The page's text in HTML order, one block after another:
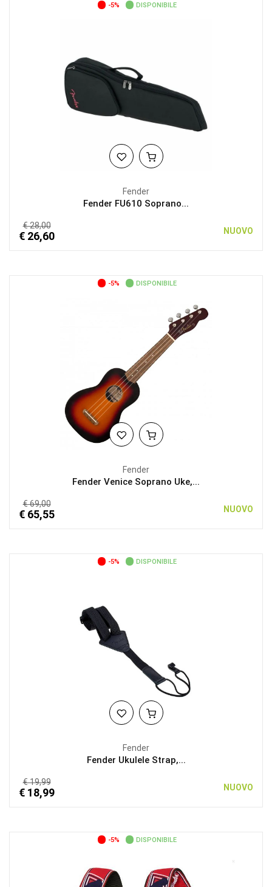
-5% DISPONIBILE
Fender
Fender FU610 Soprano...
€ 28,00
€ 26,60 NUOVO
-5% DISPONIBILE
Fender
Fender Venice Soprano Uke,...
€ 69,00
€ 65,55 NUOVO
-5% DISPONIBILE
Fender
Fender Ukulele Strap,...
€ 19,99
€ 18,99 NUOVO
-5% DISPONIBILE